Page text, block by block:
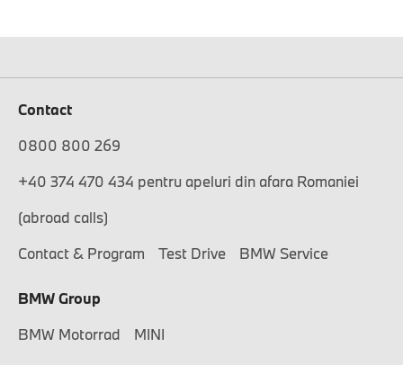
Contact
0800 800 269
+40 374 470 434 pentru apeluri din afara Romaniei
(abroad calls)
Contact & Program
Test Drive BMW Service
BMW Group
BMW Motorrad
MINI